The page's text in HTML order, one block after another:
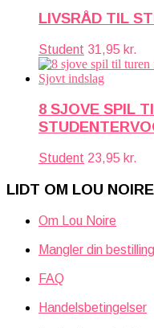
LIVSRÅD TIL
Student 31,95 kr.
8 SJOVE SPIL
Student 23,95 kr.
LIDT OM LOU NOIRE
Om Lou Noire
Mangler din
FAQ
Handelsbetingelser